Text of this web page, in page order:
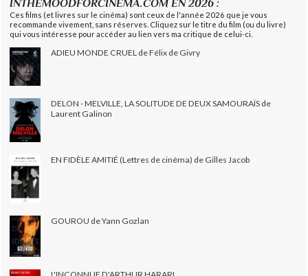
INTHEMOODFORCINEMA.COM EN 2026 :
Ces films (et livres sur le cinéma) sont ceux de l'année 2026 que je vous
recommande vivement, sans réserves. Cliquez sur le titre du film (ou du livre)
qui vous intéresse pour accéder au lien vers ma critique de celui-ci.
ADIEU MONDE CRUEL de Félix de Givry
DELON - MELVILLE, LA SOLITUDE DE DEUX SAMOURAÏS de
Laurent Galinon
EN FIDÈLE AMITIÉ (Lettres de cinéma) de Gilles Jacob
GOUROU de Yann Gozlan